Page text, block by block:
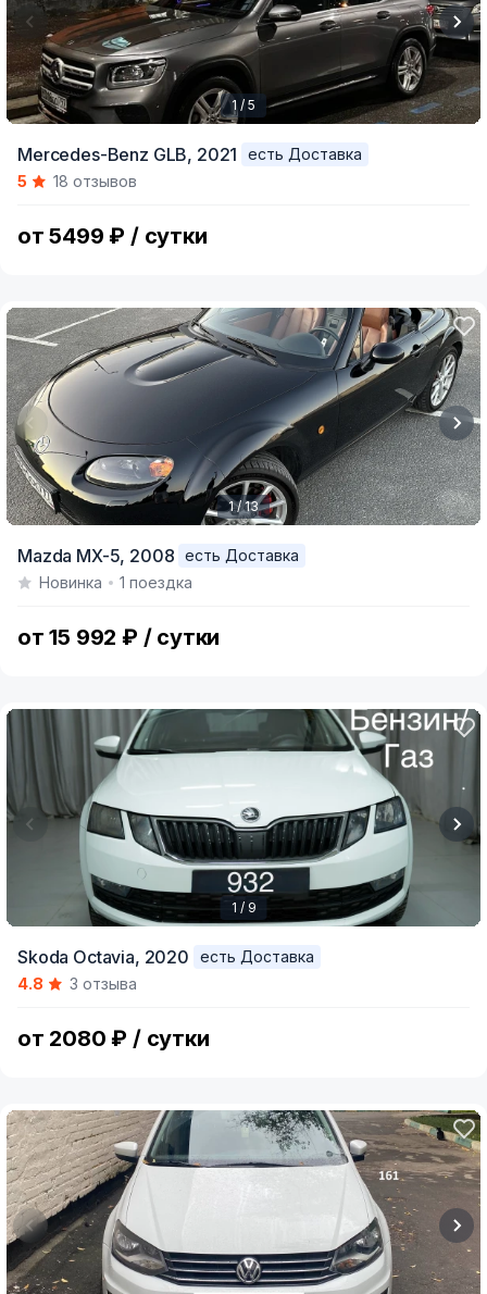
of
1 / 5
Mercedes-Benz GLB, 2021
есть Доставка
5
18 отзывов
от 5499 ₽ / сутки
of
1 / 13
Mazda MX-5, 2008
есть Доставка
Новинка
1 поездка
от 15 992 ₽ / сутки
of
1 / 9
Skoda Octavia, 2020
есть Доставка
4.8
3 отзыва
от 2080 ₽ / сутки